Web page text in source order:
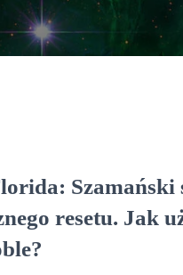
Szamański
resetu. Jak